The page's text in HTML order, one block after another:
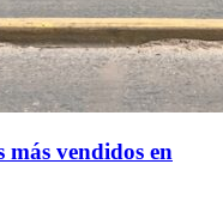
más vendidos en